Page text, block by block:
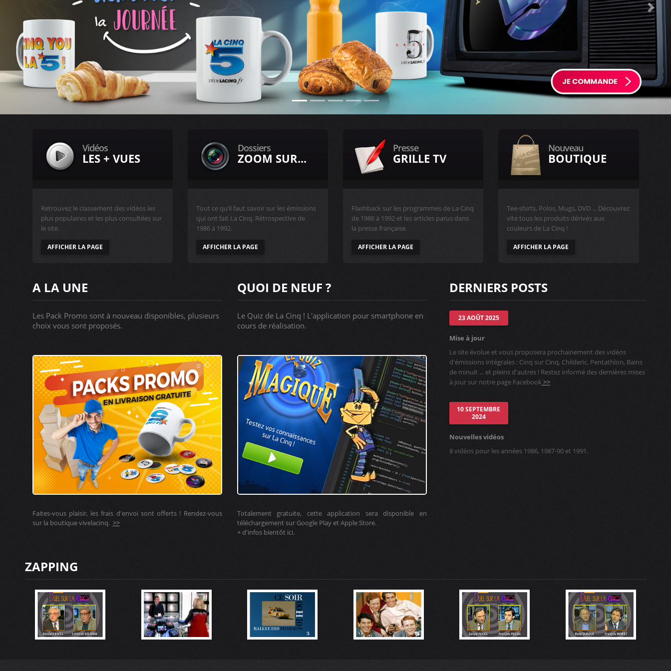
Next
Vidéos
LES + VUES
Retrouvez le classement des vidéos les
plus populaires et les plus consultées sur
le site.
AFFICHER LA PAGE
Dossiers
ZOOM SUR...
Tout ce qu’il faut savoir sur les émissions
qui ont fait La Cinq. Rétrospective de
1986 à 1992.
AFFICHER LA PAGE
Presse
GRILLE TV
Flashback sur les programmes de La Cinq
de 1986 à 1992 et les articles parus dans
la presse française.
AFFICHER LA PAGE
Nouveau
BOUTIQUE
Tee-shirts, Polos, Mugs, DVD ... Découvrez
vite tous les produits dérivés aux
couleurs de La Cinq !
AFFICHER LA PAGE
A LA UNE
Les Pack Promo sont à nouveau disponibles, plusieurs
choix vous sont proposés.
Faites-vous plaisir, les frais d'envoi sont offerts ! Rendez-vous
sur la boutique vivelacinq. >>
QUOI DE NEUF ?
Le Quiz de La Cinq ! L'application pour smartphone en
cours de réalisation.
Totalement gratuite, cette application sera disponible en
téléchargement sur Google Play et Apple Store.
+ d'infos bientôt ici.
DERNIERS POSTS
23 AOÛT 2025
Mise à jour
Le site évolue et vous proposera prochainement des vidéos
d'émissions intégrales : Cinq sur Cinq, Childeric, Pentathlon, Bains
de minuit ... et pleins d'autres ! Restez informé des dernières mises
à jour sur notre page Facebook>>
10 SEPTEMBRE
2024
Nouvelles vidéos
8 vidéos pour les années 1986, 1987-90 et 1991.
ZAPPING